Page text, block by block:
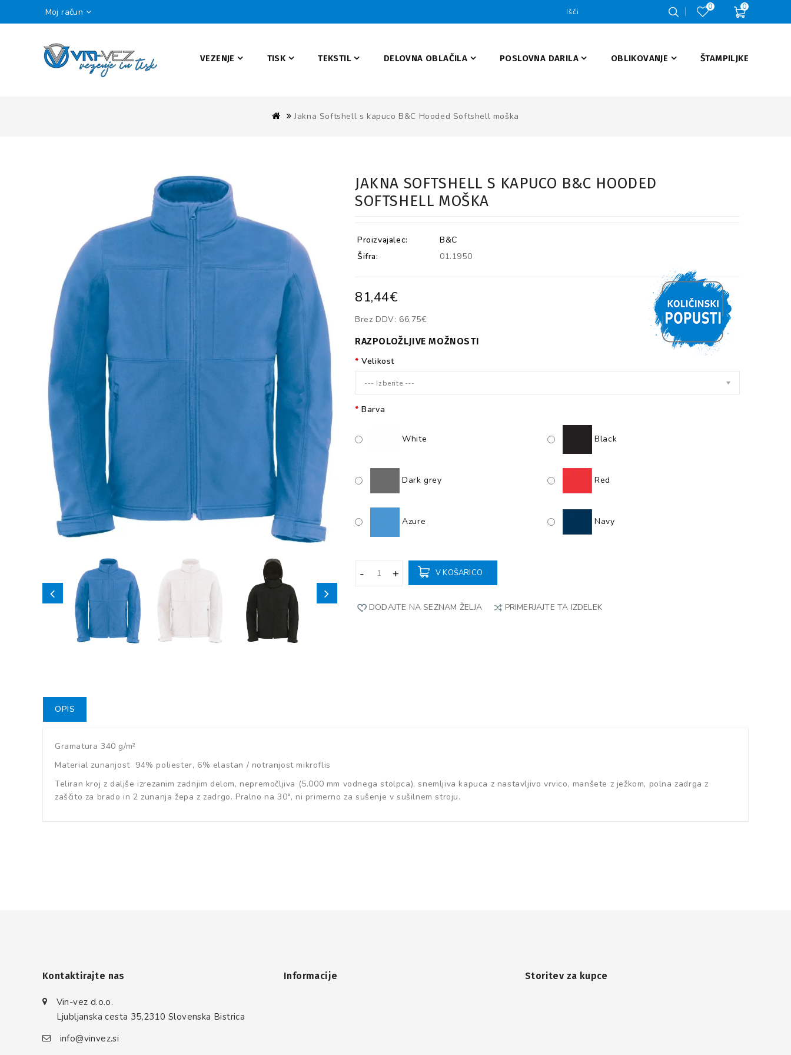
Moj račun 0
0
VEZENJE TISK TEKSTIL DELOVNA OBLAČILA POSLOVNA DARILA OBLIKOVANJE ŠTAMPILJKE
Jakna Softshell s kapuco B&C Hooded Softshell moška
JAKNA SOFTSHELL S KAPUCO B&C HOODED
SOFTSHELL MOŠKA
Proizvajalec:
B&C
Šifra:
01.1950
81,44€
Brez DDV: 66,75€
RAZPOLOŽLJIVE MOŽNOSTI
Velikost
--- Izberite ---
Barva
White Black
Dark grey Red
Azure Navy
V KOŠARICO
DODAJTE NA SEZNAM ŽELJA PRIMERJAJTE TA IZDELEK
OPIS
Gramatura 340 g/m²
Material zunanjost 94% poliester, 6% elastan / notranjost mikroflis
Teliran kroj z daljše izrezanim zadnjim delom, nepremočljiva (5.000 mm vodnega stolpca), snemljiva kapuca z nastavljivo vrvico, manšete z ježkom, polna zadrga z
zaščito za brado in 2 zunanja žepa z zadrgo. Pralno na 30°, ni primerno za sušenje v sušilnem stroju.
Kontaktirajte nas
Vin-vez d.o.o.
Ljubljanska cesta 35,2310 Slovenska Bistrica
info@vinvez.si
Informacije Storitev za kupce